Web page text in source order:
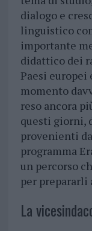
dialogo e
linguistico
importante
didattico dei
Paesi europei
momento
reso ancora
questi giorni,
provenienti
programma
un percorso
per prepararli
La